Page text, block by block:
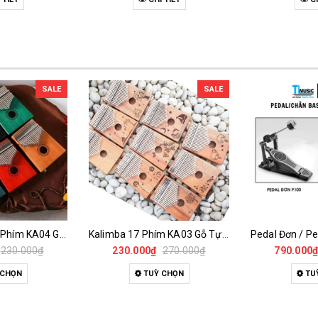
SALE
230.000₫
SALE
230.000₫ 270.000₫
TUỲ CHỌN
790.000₫